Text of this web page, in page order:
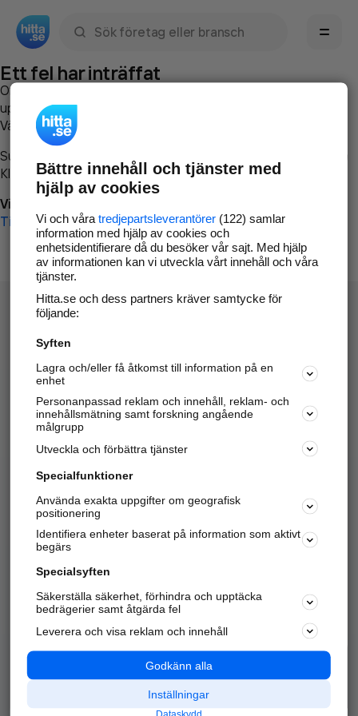
Ett fel har inträffat
Om du vill kan du
uppstod så att vi lättare och snabbare kan avhjälpa det.
Vänligen försök med följande:
Surfa till
Klicka påTillbaka-knappen i webbläsaren och försök igen
Vi beklagar besväret!
Till startsidan
Hitta.se - Gratis nummerupplysning.
Sök företag, personer och platser.
Hitta telefonnummer, adresser, företagsinfo mm.
Marknadsför företaget
Kom igång och annonsera mot
samarbetspartners nära dig.
Alla kategorier
Populära sökningar
API & Kartor
Annonsera
Integritet
Nödnummer
Bättre innehåll och tjänster med
hjälp av cookies
Vi och våra tredjepartsleverantörer(122) samlar
information med hjälp av cookies och
enhetsidentifierare då du besöker vår sajt. Med hjälp
av informationen kan vi utveckla vårt innehåll och våra
tjänster.
Hitta.se och dess partners kräver samtycke för
följande:
Syften
Lagra och/eller få åtkomst till information på en
enhet
Personanpassad reklam och innehåll, reklam- och
innehållsmätning samt forskning angående
målgrupp
Utveckla och förbättra tjänster
Specialfunktioner
Använda exakta uppgifter om geografisk
positionering
Identifiera enheter baserat på information som aktivt
begärs
Specialsyften
Säkerställa säkerhet, förhindra och upptäcka
bedrägerier samt åtgärda fel
Leverera och visa reklam och innehåll
Godkänn alla
Inställningar
Dataskydd